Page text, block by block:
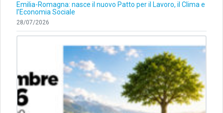
Emilia-Romagna: nasce il nuovo Patto per il Lavoro, il Clima e
l’Economia Sociale
28/07/2026